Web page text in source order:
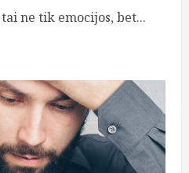
ne tik emocijos, bet...